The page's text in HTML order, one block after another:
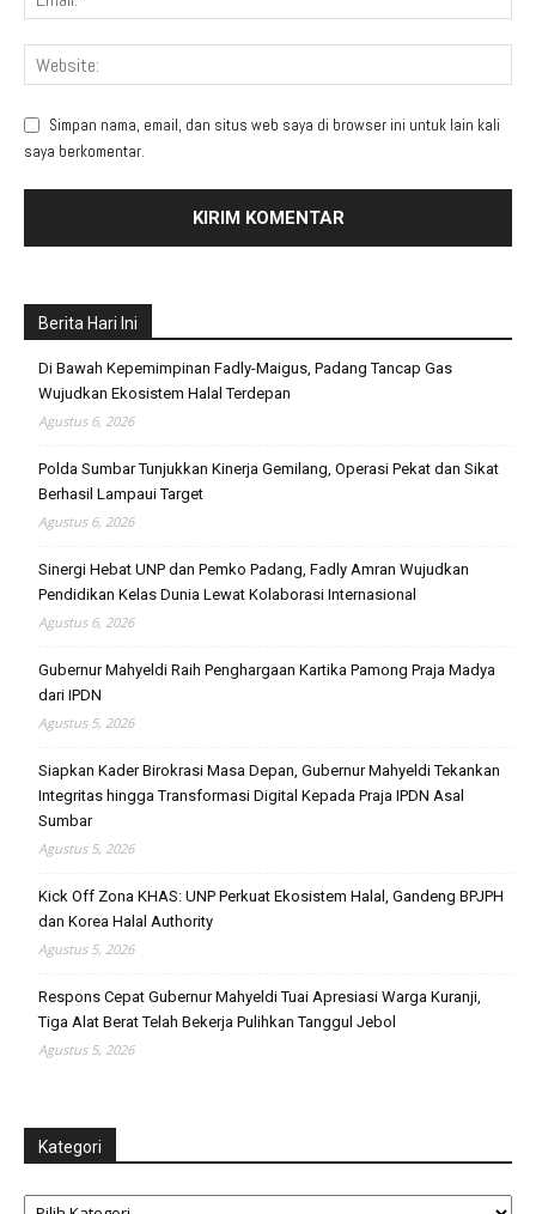
Simpan nama, email, dan situs web saya di browser ini untuk lain kali
saya berkomentar.
Berita Hari Ini
Di Bawah Kepemimpinan Fadly-Maigus, Padang Tancap Gas
Wujudkan Ekosistem Halal Terdepan
Agustus 6, 2026
Polda Sumbar Tunjukkan Kinerja Gemilang, Operasi Pekat dan Sikat
Berhasil Lampaui Target
Agustus 6, 2026
Sinergi Hebat UNP dan Pemko Padang, Fadly Amran Wujudkan
Pendidikan Kelas Dunia Lewat Kolaborasi Internasional
Agustus 6, 2026
Gubernur Mahyeldi Raih Penghargaan Kartika Pamong Praja Madya
dari IPDN
Agustus 5, 2026
Siapkan Kader Birokrasi Masa Depan, Gubernur Mahyeldi Tekankan
Integritas hingga Transformasi Digital Kepada Praja IPDN Asal
Sumbar
Agustus 5, 2026
Kick Off Zona KHAS: UNP Perkuat Ekosistem Halal, Gandeng BPJPH
dan Korea Halal Authority
Agustus 5, 2026
Respons Cepat Gubernur Mahyeldi Tuai Apresiasi Warga Kuranji,
Tiga Alat Berat Telah Bekerja Pulihkan Tanggul Jebol
Agustus 5, 2026
Kategori
Kategori